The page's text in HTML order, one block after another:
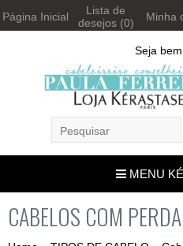
Página Inicial
Lista de
desejos (0)
Minha
Seja
MENU
CABELOS COM